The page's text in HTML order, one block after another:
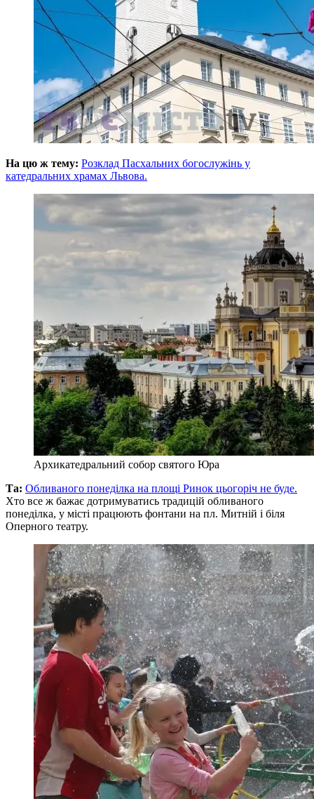
На цю ж тему: Розклад Пасхальних богослужінь у
катедральних храмах Львова.
Архикатедральний собор святого Юра
Та: Обливаного понеділка на площі Ринок цьогоріч не буде.
Хто все ж бажає дотримуватись традицій обливаного
понеділка, у місті працюють фонтани на пл. Митній і біля
Оперного театру.